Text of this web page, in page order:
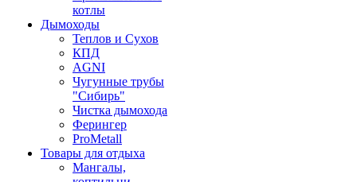
котлы
Дымоходы
Теплов и Сухов
КПД
AGNI
Чугунные трубы
"Сибирь"
Чистка дымохода
Ферингер
ProMetall
Товары для отдыха
Мангалы,